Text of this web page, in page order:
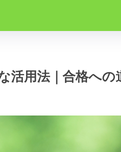
活用法｜合格への